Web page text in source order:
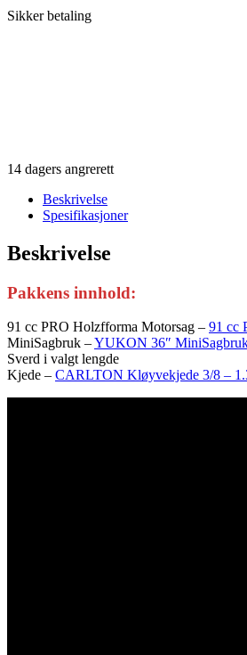
Sikker betaling
14 dagers angrerett
Beskrivelse
Spesifikasjoner
Beskrivelse
Pakkens innhold:
91 cc PRO Holzfforma Motorsag – 91 cc
MiniSagbruk –YUKON 36″
Sverd i valgt lengde
Kjede – CARLTON Kløyvekjede 3/8 –